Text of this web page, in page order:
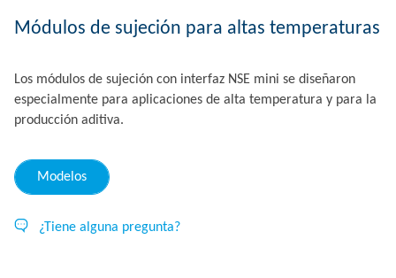
Módulos de sujeción para altas temperaturas
Los módulos de sujeción con interfaz NSE mini se diseñaron
especialmente para aplicaciones de alta temperatura y para la
producción aditiva.
Modelos
¿Tiene alguna pregunta?